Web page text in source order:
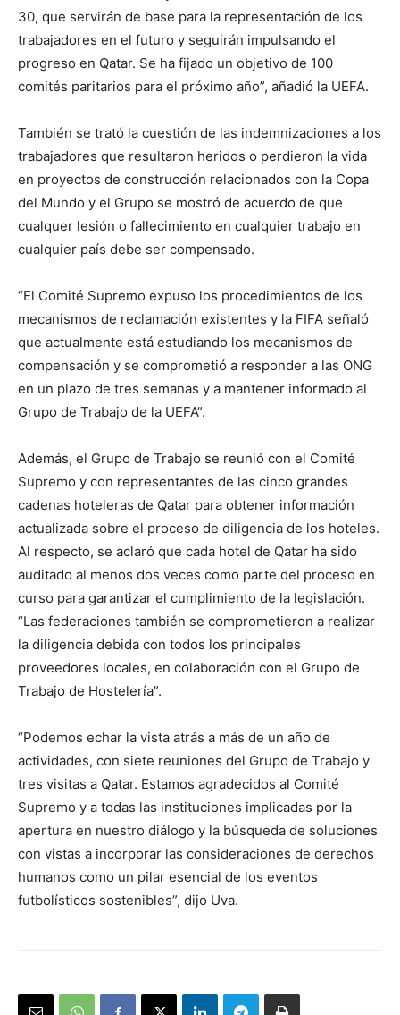
30, que servirán de base para la representación de los
trabajadores en el futuro y seguirán impulsando el
progreso en Qatar. Se ha fijado un objetivo de 100
comités paritarios para el próximo año”, añadió la UEFA.
También se trató la cuestión de las indemnizaciones a los
trabajadores que resultaron heridos o perdieron la vida
en proyectos de construcción relacionados con la Copa
del Mundo y el Grupo se mostró de acuerdo de que
cualquer lesión o fallecimiento en cualquier trabajo en
cualquier país debe ser compensado.
“El Comité Supremo expuso los procedimientos de los
mecanismos de reclamación existentes y la FIFA señaló
que actualmente está estudiando los mecanismos de
compensación y se comprometió a responder a las ONG
en un plazo de tres semanas y a mantener informado al
Grupo de Trabajo de la UEFA”.
Además, el Grupo de Trabajo se reunió con el Comité
Supremo y con representantes de las cinco grandes
cadenas hoteleras de Qatar para obtener información
actualizada sobre el proceso de diligencia de los hoteles.
Al respecto, se aclaró que cada hotel de Qatar ha sido
auditado al menos dos veces como parte del proceso en
curso para garantizar el cumplimiento de la legislación.
“Las federaciones también se comprometieron a realizar
la diligencia debida con todos los principales
proveedores locales, en colaboración con el Grupo de
Trabajo de Hostelería”.
“Podemos echar la vista atrás a más de un año de
actividades, con siete reuniones del Grupo de Trabajo y
tres visitas a Qatar. Estamos agradecidos al Comité
Supremo y a todas las instituciones implicadas por la
apertura en nuestro diálogo y la búsqueda de soluciones
con vistas a incorporar las consideraciones de derechos
humanos como un pilar esencial de los eventos
futbolísticos sostenibles”, dijo Uva.